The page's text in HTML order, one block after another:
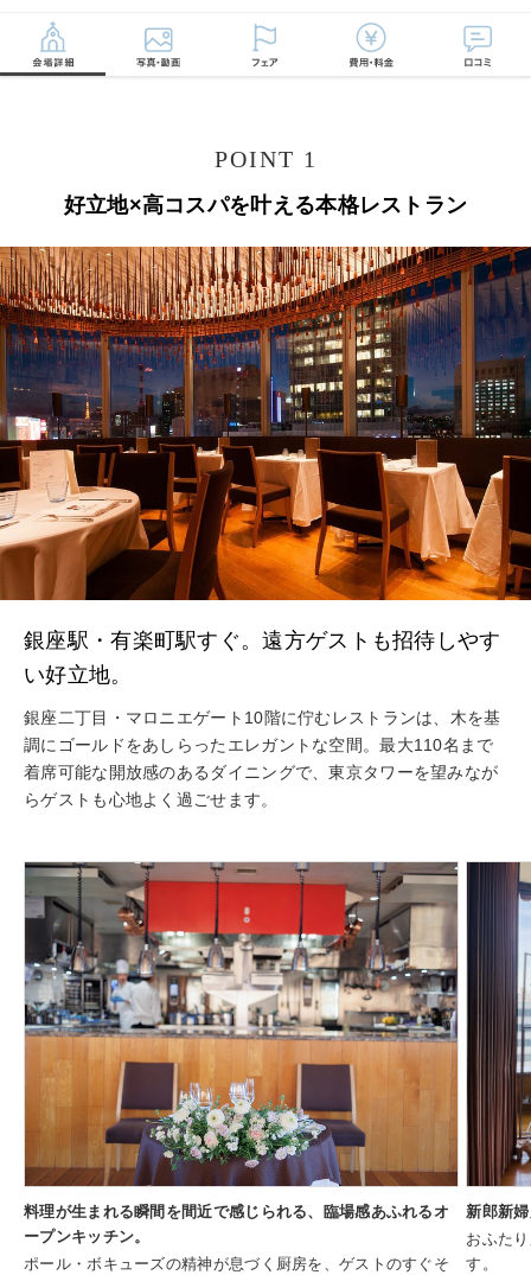
POINT 1
好立地×高コスパを叶える本格レストラン
銀座駅・有楽町駅すぐ。遠方ゲストも招待しやす
い好立地。
銀座二丁目・マロニエゲート10階に佇むレストランは、木を基
調にゴールドをあしらったエレガントな空間。最大110名まで
着席可能な開放感のあるダイニングで、東京タワーを望みなが
らゲストも心地よく過ごせます。
料理が生まれる瞬間を間近で感じられる、臨場感あふれるオ
ープンキッチン。
ポール・ボキューズの精神が息づく厨房を、ゲストのすぐそ
新郎新
おふた
す。